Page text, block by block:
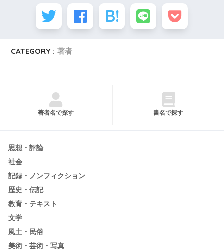
CATEGORY : 著者
著者名で探す 書名で探す
思想・評論
社会
記録・ノンフィクション
歴史・伝記
教育・テキスト
文学
風土・民俗
美術・芸術・写真